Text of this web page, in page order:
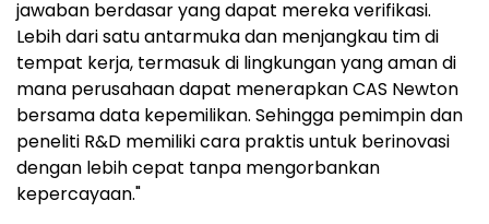
jawaban berdasar yang dapat mereka verifikasi.
Lebih dari satu antarmuka dan menjangkau tim di
tempat kerja, termasuk di lingkungan yang aman di
mana perusahaan dapat menerapkan CAS Newton
bersama data kepemilikan. Sehingga pemimpin dan
peneliti R&D memiliki cara praktis untuk berinovasi
dengan lebih cepat tanpa mengorbankan
kepercayaan."